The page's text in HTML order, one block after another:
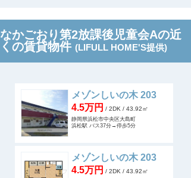
なかごおり第2放課後児童会Aの近
くの賃貸物件 (LIFULL HOME'S提供)
メゾンしいの木 203
4.5万円 / 2DK/ 43.92㎡
静岡県浜松市中央区大島町
浜松駅 バス37分→停歩5分
メゾンしいの木 203
4.5万円 / 2DK/ 43.92㎡